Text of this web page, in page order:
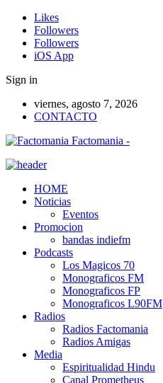
Likes
Followers
Followers
iOS App
Sign in
viernes, agosto 7, 2026
CONTACTO
Factomania -
HOME
Noticias
Eventos
Promocion
bandas indiefm
Podcasts
Los Magicos 70
Monograficos FM
Monograficos FP
Monograficos L90FM
Radios
Radios Factomania
Radios Amigas
Media
Espiritualidad Hindu
Canal Prometheus